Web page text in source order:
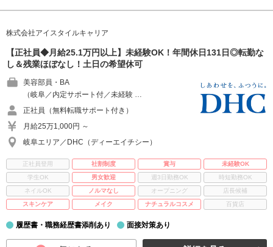
株式会社アイスタイルキャリア
【正社員◆月給25.1万円以上】未経験OK！年間休日131日◎転勤な
し＆残業ほぼなし！土日の希望休可
美容部員・BA
（岐阜／内定サポート付／未経験 …
正社員（無料転職サポート付き）
月給25万1,000円 ～
岐阜エリア／DHC（ディーエイチシー）
正社員登用 社割制度 賞与
未経験OK
学生OK
男女歓迎 週3日勤務OK
時短勤務OK
ネイルOK
ノルマなし オープニング
店長候補
スキンケア
メイク ナチュラルコスメ 百貨店
履歴書・職務経歴書添削あり 面接対策あり